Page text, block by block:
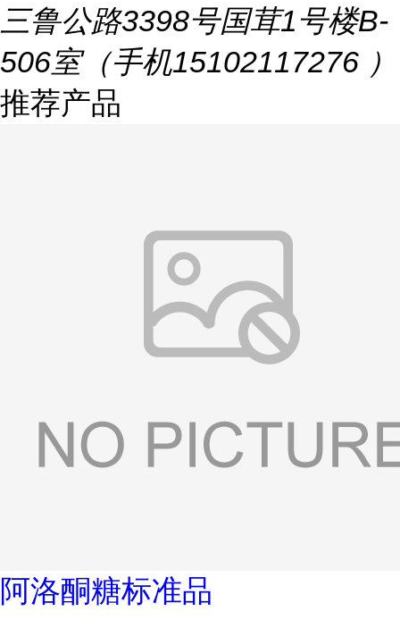
三鲁公路3398号国茸1号楼B-
506室（手机15102117276 ）
推荐产品
阿洛酮糖标准品